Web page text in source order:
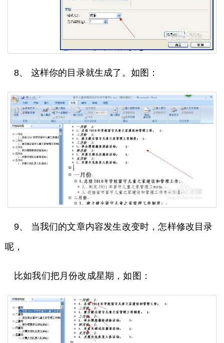
8、 这样你的目录就生成了。如图：
9、 当我们的文章内容发生改变时，怎样修改目录
呢，
比如我们把月份改成星期，如图：